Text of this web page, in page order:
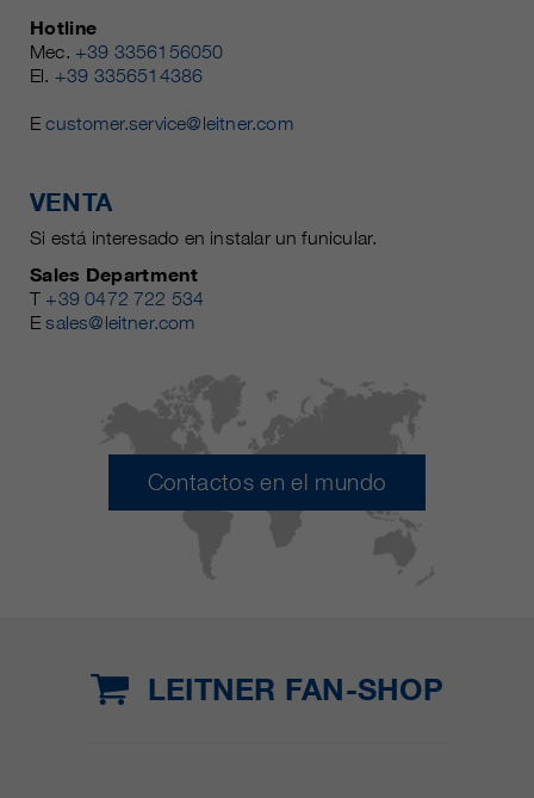
Hotline
Mec. +39 3356156050
El. +39 3356514386
Ecustomer.service@leitner.com
VENTA
Si está interesado en instalar un funicular.
Sales Department
T +39 0472 722 534
Esales@leitner.com
Contactos en el mundo
LEITNER FAN-SHOP